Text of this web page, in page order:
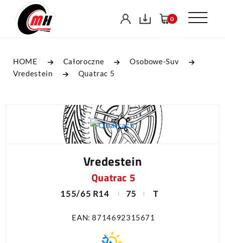
0
HOME Całoroczne
Osobowe-Suv
Vredestein
Quatrac 5
Vredestein
Quatrac 5
155/65 R14 75 T
EAN: 8714692315671